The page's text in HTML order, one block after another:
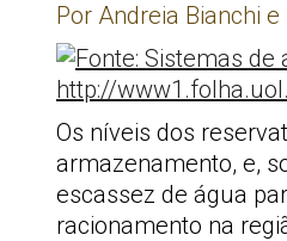
Por Andreia Bianchi
Os níveis dos
armazenamento, e,
escassez de água
racionamento na